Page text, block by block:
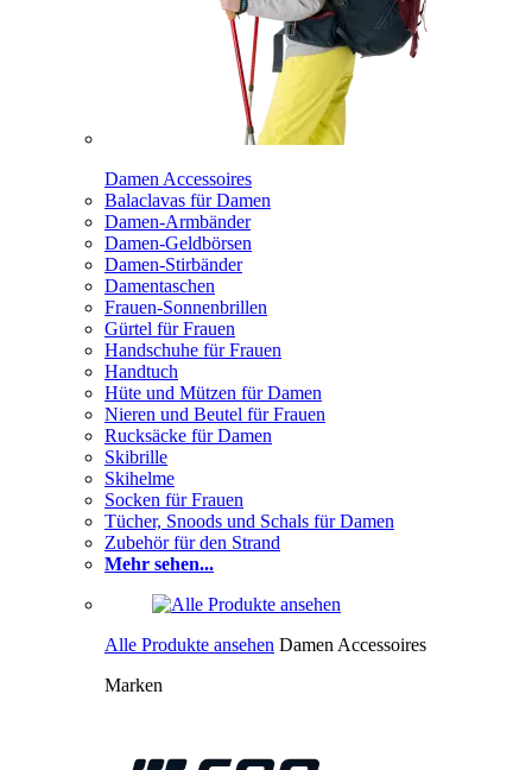
Damen Accessoires
Balaclavas für Damen
Damen-Armbänder
Damen-Geldbörsen
Damen-Stirbänder
Damentaschen
Frauen-Sonnenbrillen
Gürtel für Frauen
Handschuhe für Frauen
Handtuch
Hüte und Mützen für Damen
Nieren und Beutel für Frauen
Rucksäcke für Damen
Skibrille
Skihelme
Socken für Frauen
Tücher, Snoods und Schals für Damen
Zubehör für den Strand
Mehr sehen...
Alle Produkte ansehen Damen Accessoires
Marken